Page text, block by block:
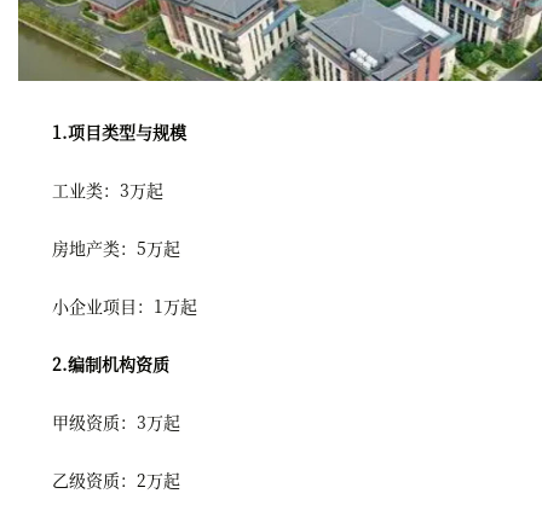
1.项目类型与规模
工业类：3万起
房地产类：5万起
小企业项目：1万起
2.编制机构资质
甲级资质：3万起
乙级资质：2万起